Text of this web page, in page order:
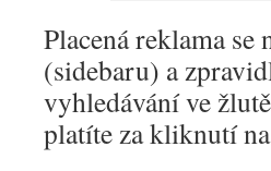
Placená reklama se
(sidebaru) a
vyhledávání ve
platíte za kliknutí